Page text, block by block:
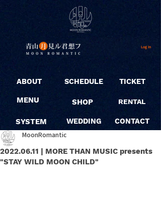
Log In
ABOUT
MENU
SYSTEM
SCHEDULE
SHOP
WEDDING
TICKET
RENTAL
CONTACT
2022.06.11 | MORE THAN MUSIC presents
"STAY WILD MOON CHILD"
MoonRomantic